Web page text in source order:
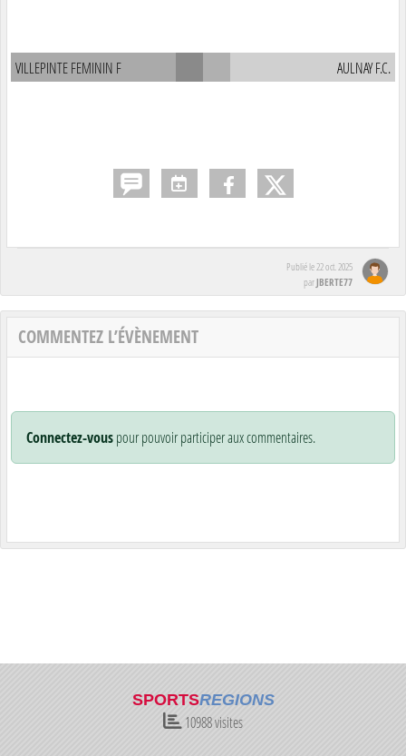
VILLEPINTE FEMININ F AULNAY F.C.
Publié le22 oct. 2025
parJBERTE77
COMMENTEZ L’ÉVÈNEMENT
Connectez-vouspour pouvoir participer aux commentaires.
SPORTSREGIONS
10988visites